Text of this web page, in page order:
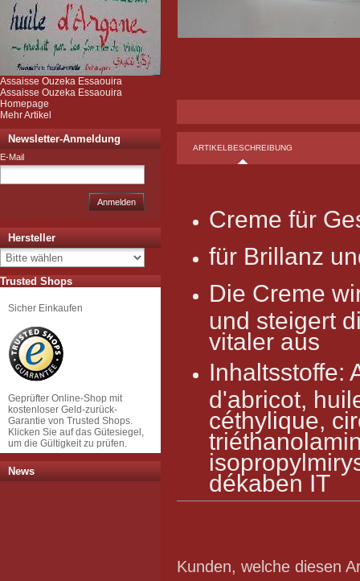
ARTIKELBESCHREIBUNG
Creme für
für Brillanz
Die Creme
und steigert
vitaler aus
Inhaltsstoffe:
d'abricot,
céthylique,
dékaben IT
Kunden, welche diesen
Assaisse Ouzeka Essaouira
Assaisse Ouzeka Essaouira
Homepage
Mehr Artikel
Newsletter-Anmeldung
E-Mail
Anmelden
Hersteller
Trusted Shops
Sicher Einkaufen
Geprüfter Online-Shop mit
kostenloser Geld-zurück-
Garantie von Trusted Shops.
Klicken Sie auf das Gütesiegel,
um die Gültigkeit zu prüfen.
News